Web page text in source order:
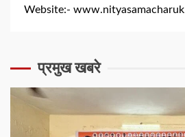
Website:-
प्रमुख खबरे